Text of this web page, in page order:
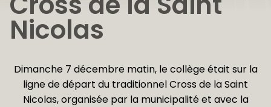
Nicolas
Dimanche 7 décembre matin, le collège était sur la
ligne de départ du traditionnel Cross de la Saint
Nicolas, organisée par la municipalité et avec la